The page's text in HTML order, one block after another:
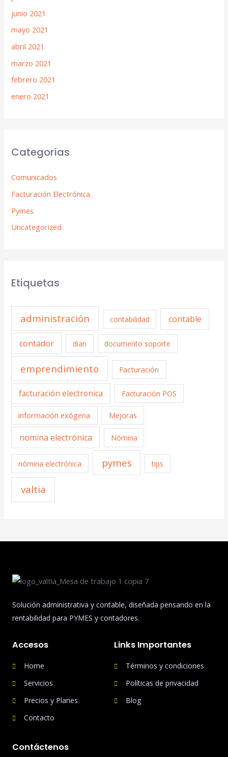
junio 2021
mayo 2021
abril 2021
marzo 2021
febrero 2021
enero 2021
Categorías
Comunicados
Facturación Electrónica
Pymes
Uncategorized
Etiquetas
administración contabilidad contable
contador dian documento soporte
emprendimiento Facturación
facturación electronica Facturación POS
información exógena Mejoras
nomina electrónica Nómina
nómina electrónica pymes tips
valtia
Solución administrativa y contable, diseñada pensando en la
rentabilidad para PYMES y contadores.
Accesos
Home
Servicios
Precios y Planes
Contacto
Links Importantes
Términos y condiciones
Políticas de privacidad
Blog
Contáctenos